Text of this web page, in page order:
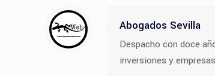
Abogados Sevilla
Despacho con doce
inversiones y